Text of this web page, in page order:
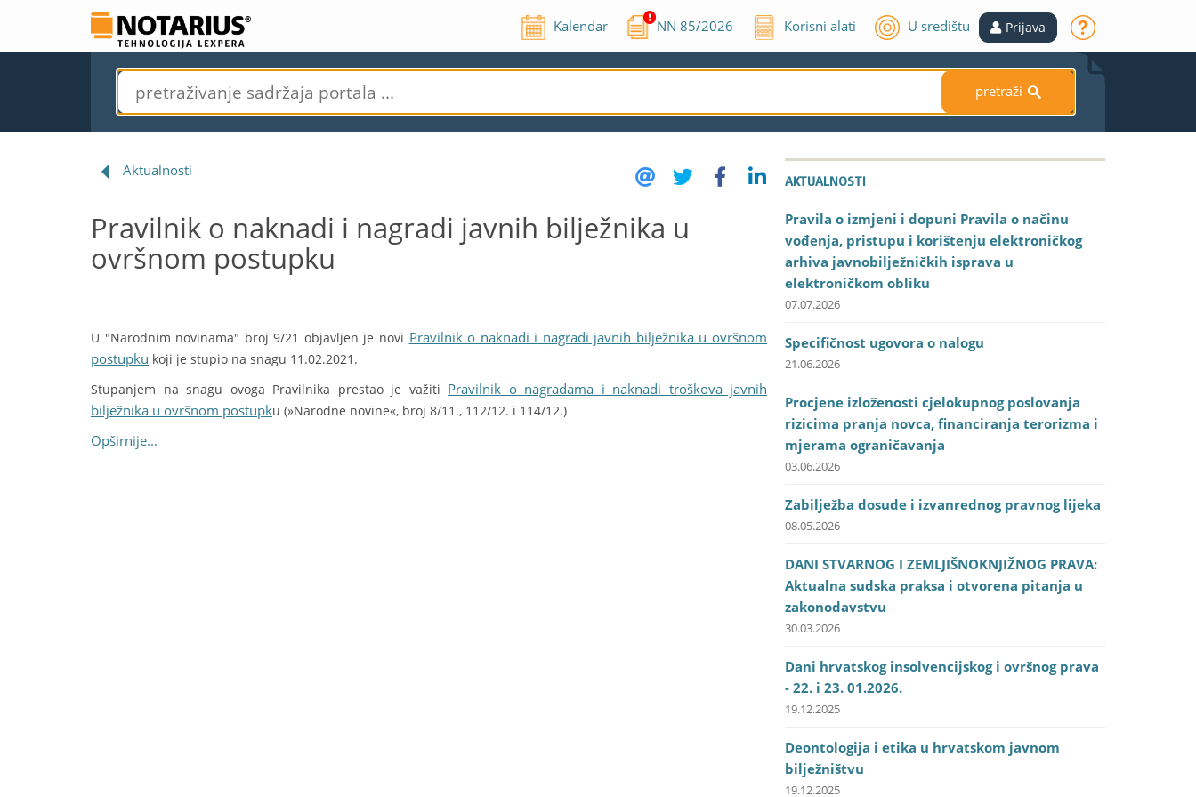
Kalendar NN85/2026 Korisni alati U središtu Prijava
pretraži S
Aktualnosti
Pravilnik o naknadi i nagradi javnih bilježnika u
ovršnom postupku
U "Narodnim novinama" broj 9/21 objavljen je novi Pravilnik o naknadi i nagradi javnih bilježnika u ovršnom
postupku koji je stupio na snagu 11.02.2021.
Stupanjem na snagu ovoga Pravilnika prestao je važiti Pravilnik o nagradama i naknadi troškova javnih
bilježnika u ovršnom postupku (»Narodne novine«, broj 8/11., 112/12. i 114/12.)
Opširnije...
AKTUALNOSTI
Pravila o izmjeni i dopuni Pravila o načinu
vođenja, pristupu i korištenju elektroničkog
arhiva javnobilježničkih isprava u
elektroničkom obliku
07.07.2026
Specifičnost ugovora o nalogu
21.06.2026
Procjene izloženosti cjelokupnog poslovanja
rizicima pranja novca, financiranja terorizma i
mjerama ograničavanja
03.06.2026
Zabilježba dosude i izvanrednog pravnog lijeka
08.05.2026
DANI STVARNOG I ZEMLJIŠNOKNJIŽNOG PRAVA:
Aktualna sudska praksa i otvorena pitanja u
zakonodavstvu
30.03.2026
Dani hrvatskog insolvencijskog i ovršnog prava
- 22. i 23. 01.2026.
19.12.2025
Deontologija i etika u hrvatskom javnom
bilježništvu
19.12.2025